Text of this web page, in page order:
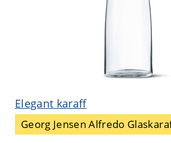
Elegant karaff
Georg Jensen Alfredo